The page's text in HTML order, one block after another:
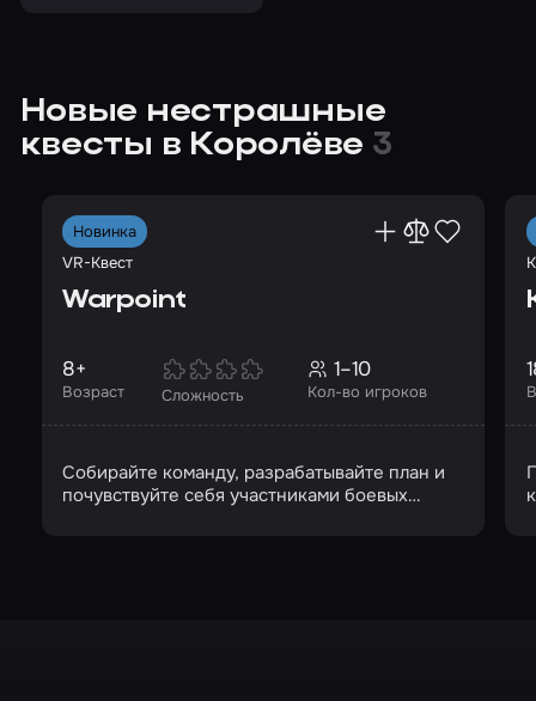
Новые нестрашные
квесты в Королёве 3
Новинка
VR-Квест
Warpoint
Возраст
8+
Сложность Кол-во игроков
1–10
Собирайте команду, разрабатывайте план и
почувствуйте себя участниками боевых